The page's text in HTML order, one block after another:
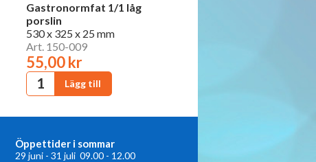
Gastronormfat 1/1 låg
porslin
530 x 325 x 25 mm
Art. 150-009
55,00 kr
Öppettider i sommar
29 juni - 31 juli 09.00 - 12.00